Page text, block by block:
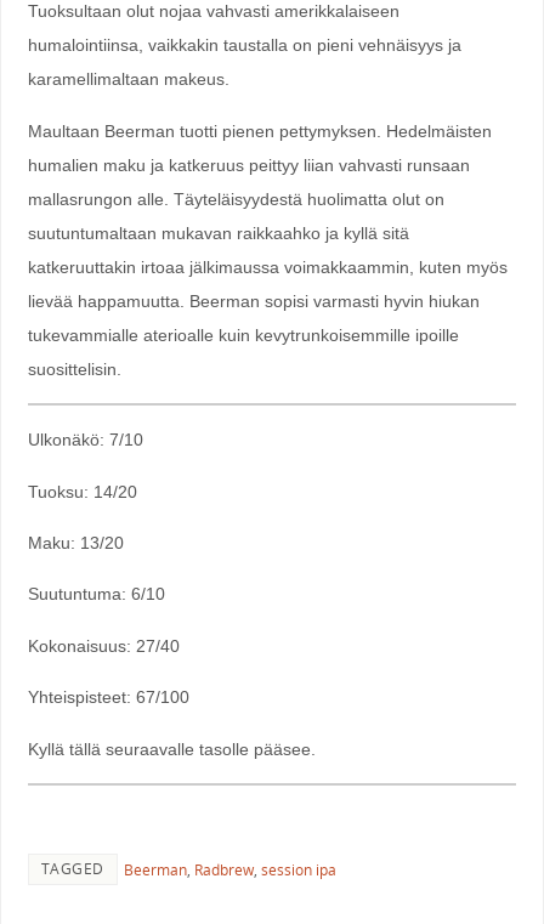
Tuoksultaan olut nojaa vahvasti amerikkalaiseen
humalointiinsa, vaikkakin taustalla on pieni vehnäisyys ja
karamellimaltaan makeus.
Maultaan Beerman tuotti pienen pettymyksen. Hedelmäisten
humalien maku ja katkeruus peittyy liian vahvasti runsaan
mallasrungon alle. Täyteläisyydestä huolimatta olut on
suutuntumaltaan mukavan raikkaahko ja kyllä sitä
katkeruuttakin irtoaa jälkimaussa voimakkaammin, kuten myös
lievää happamuutta. Beerman sopisi varmasti hyvin hiukan
tukevammialle aterioalle kuin kevytrunkoisemmille ipoille
suosittelisin.
Ulkonäkö: 7/10
Tuoksu: 14/20
Maku: 13/20
Suutuntuma: 6/10
Kokonaisuus: 27/40
Yhteispisteet: 67/100
Kyllä tällä seuraavalle tasolle pääsee.
TAGGED Beerman, Radbrew, session ipa